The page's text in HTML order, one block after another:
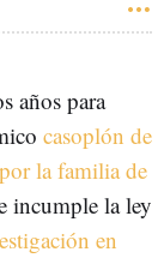
años para
casoplón de
la familia de
incumple la ley
en